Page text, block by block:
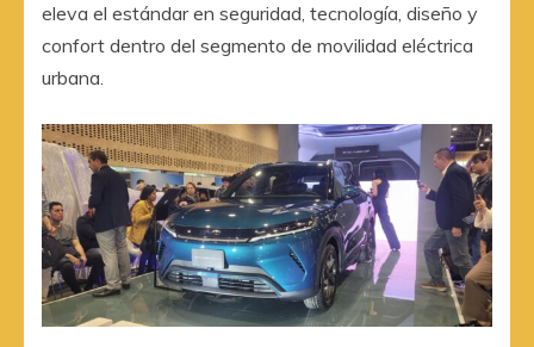
eleva el estándar en seguridad, tecnología, diseño y
confort dentro del segmento de movilidad eléctrica
urbana.